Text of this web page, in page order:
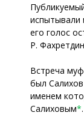
испытывали
его голос
Р.
Встреча
был
именем
Салиховым*.